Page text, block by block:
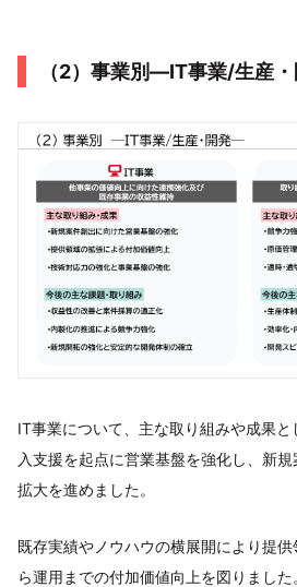
（2）事業別―IT事業/生産
IT事業について、主な取り組みや成果
入支援を起点に営業基盤を強化し、新
拡大を進めました。
既存実績やノウハウの横展開により提
ら運用までの付加価値向上を図りまし